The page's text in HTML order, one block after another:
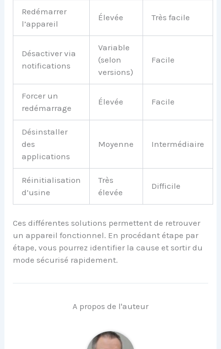
Redémarrer
l’appareil
Élevée Très facile
Désactiver via
notifications
Variable
(selon
versions)
Facile
Forcer un
redémarrage
Élevée Facile
Désinstaller
des
applications
Moyenne Intermédiaire
Réinitialisation
d’usine
Très
élevée
Difficile
Ces différentes solutions permettent de retrouver
un appareil fonctionnel. En procédant étape par
étape, vous pourrez identifier la cause et sortir du
mode sécurisé rapidement.
A propos de l'auteur